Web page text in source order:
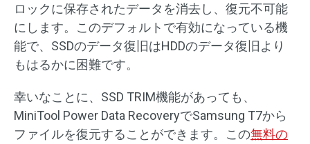
ロックに保存されたデータを消去し、復元不可能
にします。このデフォルトで有効になっている機
能で、SSDのデータ復旧はHDDのデータ復旧より
もはるかに困難です。
幸いなことに、SSD TRIM機能があっても、
MiniTool Power Data RecoveryでSamsung T7から
ファイルを復元することができます。この無料の